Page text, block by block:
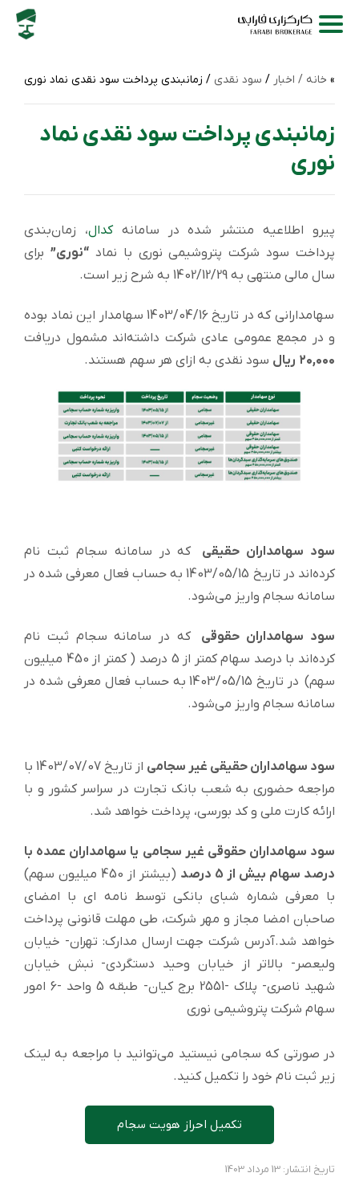
خانه / اخبار / سود نقدی / زمانبندی پرداخت سود نقدی نماد نوری
زمانبندی پرداخت سود نقدی نماد
نوری
پیرو اطلاعیه منتشر شده در سامانه کدال، زمان‌بندی
پرداخت سود شرکت پتروشیمی نوری با نماد“نوری” برای
سال مالی منتهی به 1402/12/29 به شرح زیر است.
سهامدارانی که در تاریخ 1403/04/16 سهامدار این نماد بوده
و در مجمع عمومی عادی شرکت داشته‌اند مشمول دریافت
۲۰,۰۰۰ ریال
سود نقدی به ازای هر سهم هستند.
سود سهامداران حقیقی که در سامانه سجام ثبت نام
کرده‌اند در تاریخ 1403/05/15 به حساب فعال معرفی شده در
سامانه سجام واریز می‌شود.
سود سهامداران حقوقیکه در سامانه سجام ثبت نام
کرده‌اند با درصد سهام کمتر از 5 درصد ( کمتر از 450 میلیون
سهم) در تاریخ 1403/05/15 به حساب فعال معرفی شده در
سامانه سجام واریز می‌شود.
سود سهامداران حقیقی غیر سجامی
از تاريخ 1403/07/07 با
مراجعه حضوري به شعب بانك تجارت در سراسر كشور و با
ارائه كارت ملي و كد بورسي، پرداخت خواهد شد.
سود سهامداران حقوقی غیر سجامی یا سهامداران عمده با
درصد سهام بیش از 5 درصد
(بيشتر از 450 ميليون سهم)
با معرفي شماره شباي بانكي توسط نامه اي با امضاي
صاحبان امضا مجاز و مهر شركت، طي مهلت قانوني پرداخت
خواهد شد.آدرس شركت جهت ارسال مدارك: تهران- خيابان
وليعصر- بالاتر از خيابان وحيد دستگردي- نبش خيابان
شهيد ناصري- پلاک -2551 برج كيان- طبقه 5 واحد -6 امور
سهام شركت پتروشيمي نوري
در صورتی که سجامی نیستید می‌توانید با مراجعه به لینک
زیر ثبت نام خود را تکمیل کنید.
تکمیل احراز هویت سجام
تاریخ انتشار: 13 مرداد 1403